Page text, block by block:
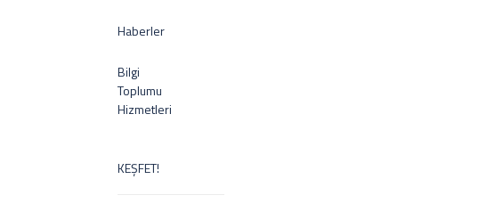
Haberler
Bilgi
Toplumu
Hizmetleri
KEŞFET!